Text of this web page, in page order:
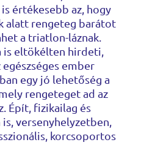
értékesebb az, hogy
alatt rengeteg barátot
a triatlon-láznak.
is eltökélten hirdeti,
egészséges ember
egy jó lehetőség a
rengeteget ad az
Épít, fizikailag és
versenyhelyzetben,
korcsoportos